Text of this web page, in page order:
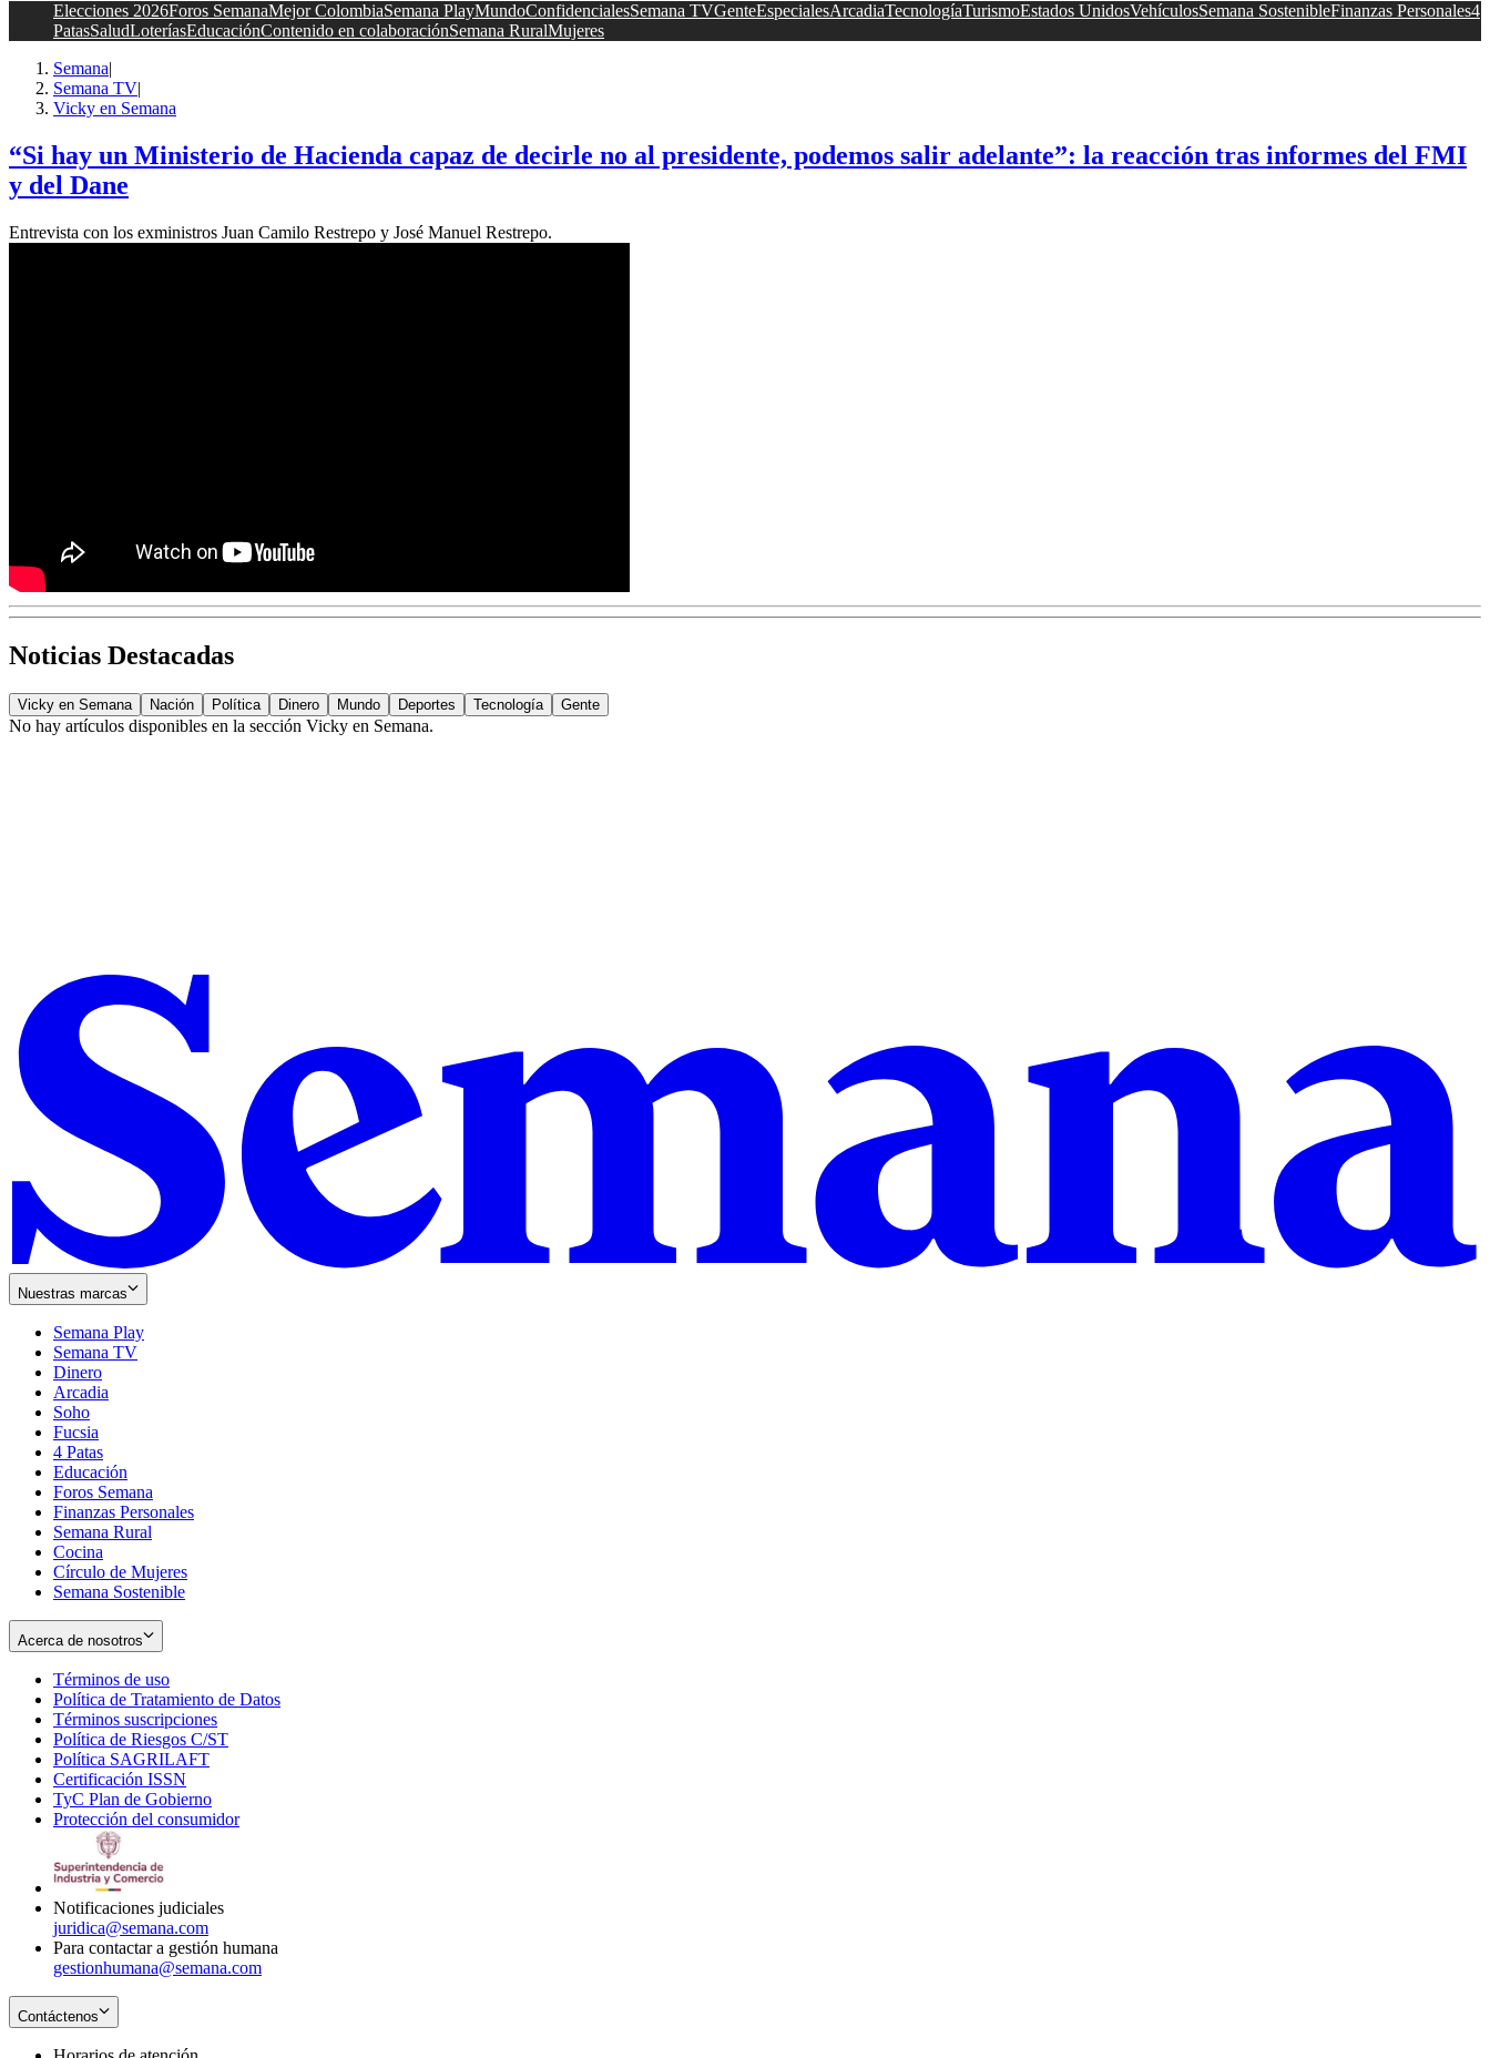
Elecciones 2026Foros SemanaMejor ColombiaSemana PlayMundoConfidencialesSemana TVGenteEspecialesArcadiaTecnologíaTurismoEstados UnidosVehículosSemana SostenibleFinanzas Personales4
PatasSaludLoteríasEducaciónContenido en colaboraciónSemana RuralMujeres
Semana|
Semana TV|
Vicky en Semana
“Si hay un Ministerio de Hacienda capaz de decirle no al presidente, podemos salir adelante”: la reacción tras informes del FMI
y del Dane
Entrevista con los exministros Juan Camilo Restrepo y José Manuel Restrepo.
Noticias Destacadas
Vicky en Semana Nación Política Dinero Mundo Deportes Tecnología Gente
No hay artículos disponibles en la sección Vicky en Semana.
Nuestras marcas
Semana Play
Semana TV
Dinero
Arcadia
Soho
in
new
window
Fucsia
in
new
window
4 Patas
Educación
Foros Semana
Finanzas Personales
Semana Rural
Cocina
Círculo de Mujeres
Semana Sostenible
Acerca de nosotros
Términos de uso
in
new
window
Política de Tratamiento de Datos
Términos suscripciones
in
Política de Riesgos C/ST
Política SAGRILAFT
new
window
Certificación ISSN
in
new
TyC Plan de Gobierno
in
Protección del consumidorOpens
Notificaciones judiciales
juridica@semana.com
Para contactar a gestión humana
gestionhumana@semana.com
Contáctenos